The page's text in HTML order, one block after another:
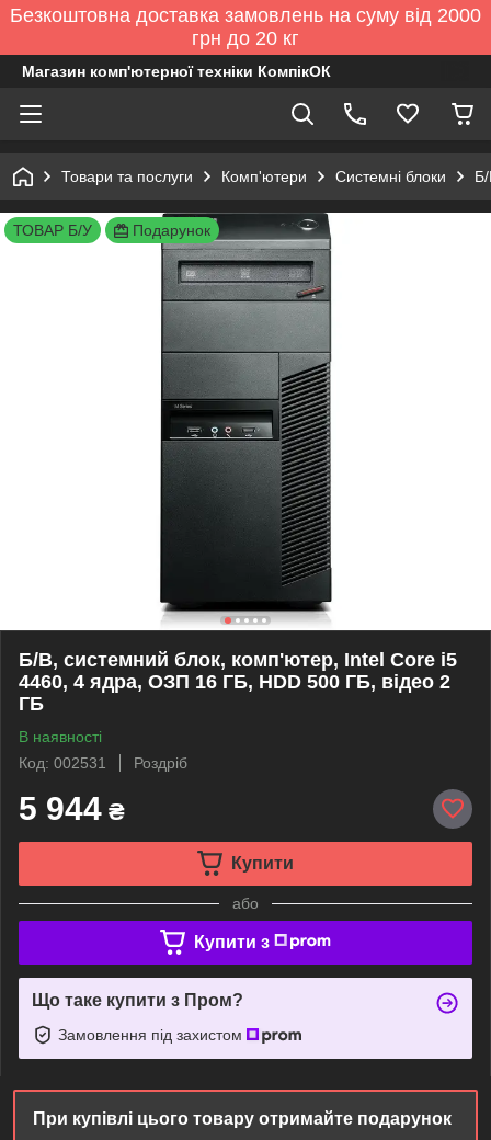
Безкоштовна доставка замовлень на суму від 2000
грн до 20 кг
Магазин комп'ютерної техніки КомпікОК
Товари та послуги Комп'ютери Системні блоки
ТОВАР Б/У Подарунок
Б/В, системний блок, комп'ютер, Intel Core i5
4460, 4 ядра, ОЗП 16 ГБ, HDD 500 ГБ, відео 2
ГБ
В наявності
Код: 002531
Роздріб
5 944 ₴
Купити
або
Купити з
Що таке купити з Пром?
Замовлення під захистом
При купівлі цього товару отримайте подарунок